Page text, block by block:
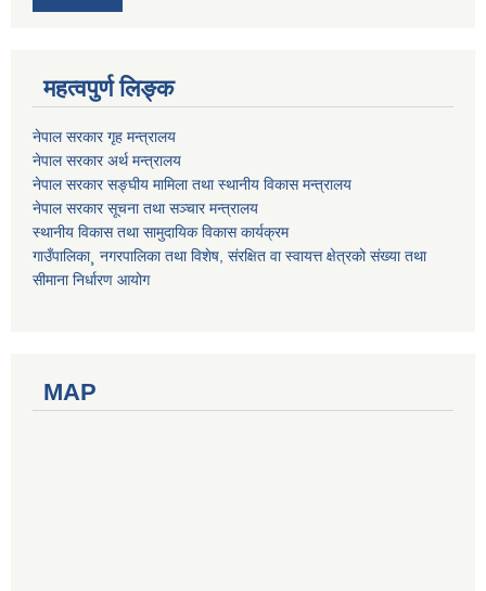
महत्वपुर्ण लिङ्क
नेपाल सरकार गृह मन्त्रालय
नेपाल सरकार अर्थ मन्त्रालय
नेपाल सरकार सङ्घीय मामिला तथा स्थानीय विकास मन्त्रालय
नेपाल सरकार सूचना तथा सञ्चार मन्त्रालय
स्थानीय विकास तथा सामुदायिक विकास कार्यक्रम
गाउँपालिका¸ नगरपालिका तथा विशेष, संरक्षित वा स्वायत्त क्षेत्रको संख्या तथा
सीमाना निर्धारण आयोग
MAP